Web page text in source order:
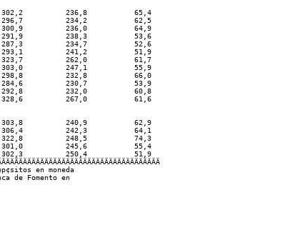
P/
720        302,2          236,8           65,4
698        296,7          234,2           62,5
735        300,9          236,0           64,9
613        291,9          238,3           53,6
606        287,3          234,7           52,6
600        293,1          241,2           51,9
724        323,7          262,0           61,7
661        303,0          247,1           55,9
783        298,8          232,8           66,0
644        284,6          230,7           53,9
731        292,8          232,0           60,8
749        328,6          267,0           61,6
P/
768        303,8          240,9           62,9
784        306,4          242,3           64,1
322,8          248,5           74,3
689        301,0          245,6           55,4
650        302,3          250,4           51,9
en moneda
de Fomento en